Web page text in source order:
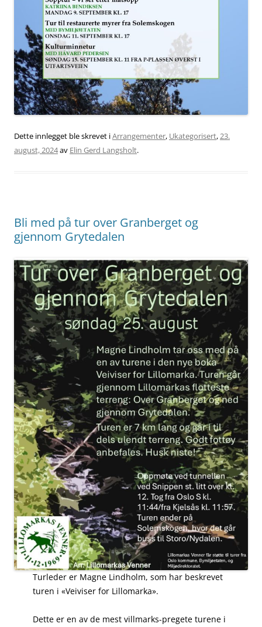
Dette innlegget ble skrevet iArrangementer, Ukategorisert,23.
august, 2024av Elin Gerd Langsholt.
Bli med på tur over Granberget og
gjennom Grytedalen
Turleder er Magne Lindholm, som har beskrevet
turen i «Veiviser for Lillomarka».
Dette er en av de mest villmarks-pregete turene i